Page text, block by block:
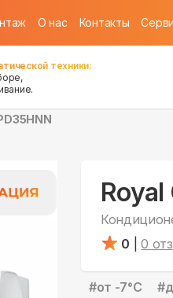
О нас Контакты
техники:
Royal
0
0
#от -7°С #